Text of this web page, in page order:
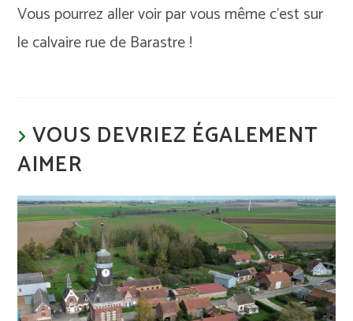
Vous pourrez aller voir par vous même c’est sur
le calvaire rue de Barastre !
VOUS DEVRIEZ ÉGALEMENT
AIMER